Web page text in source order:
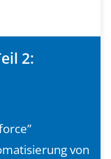
2:
von